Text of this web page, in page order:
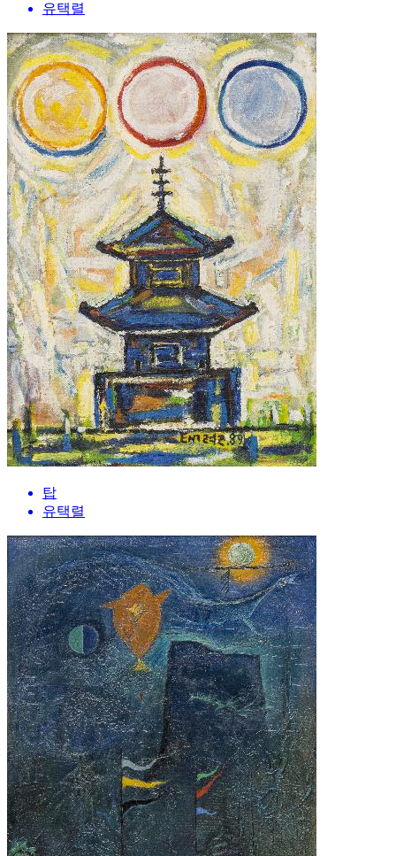
유택렬
탑
유택렬